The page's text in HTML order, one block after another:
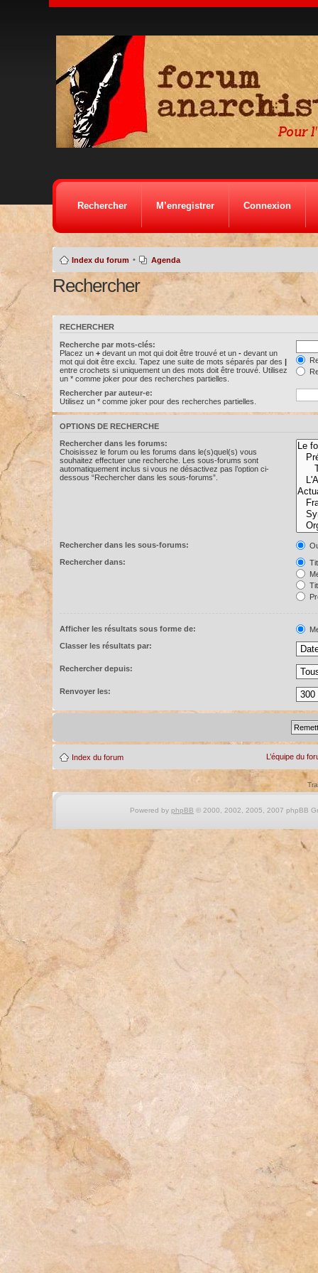
Rechercher M’enregistrer Connexion
Index du forum • Agenda
Rechercher
RECHERCHER
Recherche par mots-clés:
Placez un +devant un mot qui doit être trouvé et un -devant un
mot qui doit être exclu. Tapez une suite de mots séparés par des |
entre crochets si uniquement un des mots doit être trouvé. Utilisez
un * comme joker pour des recherches partielles.
Rechercher par auteur-e:
Utilisez un * comme joker pour des recherches partielles.
OPTIONS DE RECHERCHE
Rechercher dans les forums:
Choisissez le forum ou les forums dans le(s)quel(s) vous
souhaitez effectuer une recherche. Les sous-forums sont
automatiquement inclus si vous ne désactivez pas l’option ci-
dessous “Rechercher dans les sous-forums”.
Rechercher dans les sous-forums:
Rechercher dans:
Afficher les résultats sous forme de:
Classer les résultats par:
Rechercher depuis:
Renvoyer les:
Index du forum L’équipe du
Powered by phpBB © 2000, 2002, 2005, 2007 phpBB